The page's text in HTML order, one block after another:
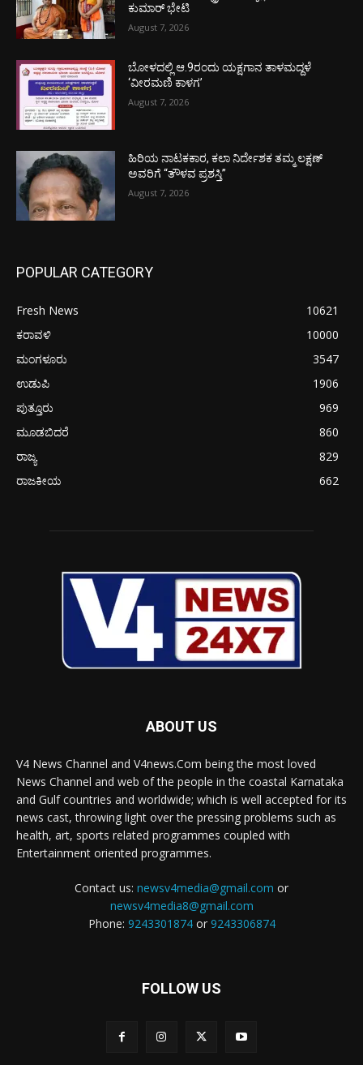
ಕುಮಾರ್ ಭೇಟಿ
August 7, 2026
ಬೋಳದಲ್ಲಿ ಆ.9ರಂದು ಯಕ್ಷಗಾನ ತಾಳಮದ್ದಳೆ
‘ವೀರಮಣಿ ಕಾಳಗ’
August 7, 2026
ಹಿರಿಯ ನಾಟಕಕಾರ, ಕಲಾ ನಿರ್ದೇಶಕ ತಮ್ಮ ಲಕ್ಷಣ್
ಅವರಿಗೆ “ತೌಳವ ಪ್ರಶಸ್ತಿ”
August 7, 2026
POPULAR CATEGORY
Fresh News
10621
ಕರಾವಳಿ
10000
ಮಂಗಳೂರು
3547
ಉಡುಪಿ
1906
ಪುತ್ತೂರು
969
ಮೂಡಬಿದರೆ
860
ರಾಜ್ಯ
829
ರಾಜಕೀಯ
662
ABOUT US
V4 News Channel and V4news.Com being the most loved
News Channel and web of the people in the coastal Karnataka
and Gulf countries and worldwide; which is well accepted for its
news cast, throwing light over the pressing problems such as
health, art, sports related programmes coupled with
Entertainment oriented programmes.
Contact us: newsv4media@gmail.com or
newsv4media8@gmail.com
Phone: 9243301874or 9243306874
FOLLOW US